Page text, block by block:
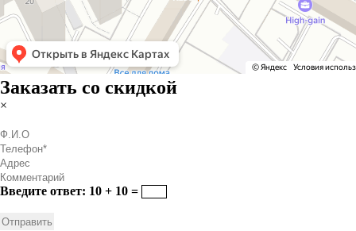
Заказать со скидкой
×
Введите ответ: 10 + 10 =